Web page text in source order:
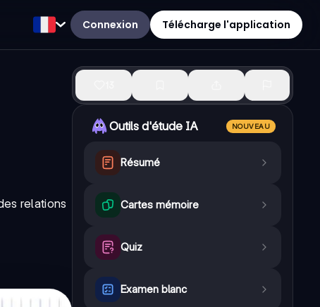
Connexion Télécharge l'application
relations
Outils d'étude IA NOUVEAU
Résumé
Cartes mémoire
Quiz
Examen blanc